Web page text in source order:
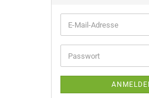
E-
Mail-
Adresse
Passwort